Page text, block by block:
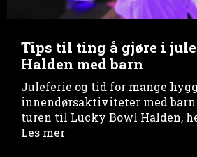
Tips til ting å gjøre i
Halden med barn
Juleferie og tid for mange
innendørsaktiviteter med barn
turen til Lucky Bowl Halden,
Les mer